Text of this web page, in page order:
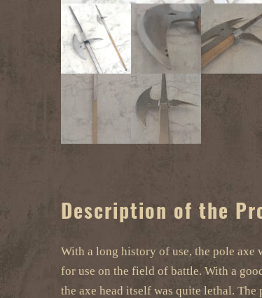
Description of the
With a long history of use, the pole
for use on the field of battle. With a
the axe head itself was quite lethal.